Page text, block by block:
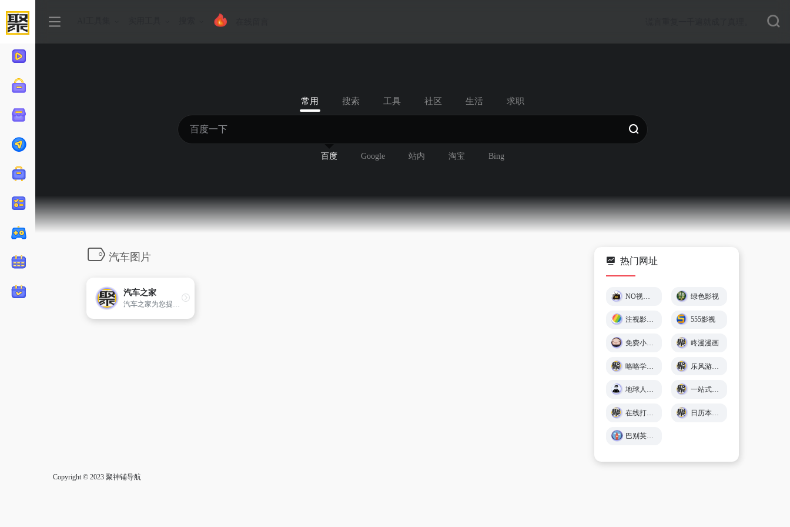
常用 搜索 工具 社区 生活 求职
百度 Google 站内 淘宝 Bing
汽车图片
汽车之家
汽车之家为您提供最新汽车报价，汽车图片，汽车价格大全，最精彩的汽车新闻、行情、评测、导购内容，是提供信息最快最全的中国汽车网站。
热门网址
绿色影视
注视影视 - 免费在线观影 555影视
免费小游戏在线玩 🕹️ 小猪秒玩 咚漫漫画
地球人导航 - 探索全网优质免费资源 一站式在线工具服务平台 - 工具派
巴别英语 - 英语听力练习,看美剧学英语
Copyright © 2023 聚神铺导航